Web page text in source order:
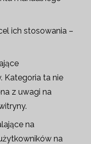
ich stosowania –
Kategoria ta nie
z uwagi na
na
na